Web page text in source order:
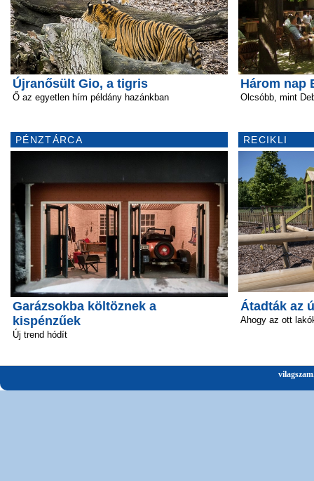
Újranősült Gio, a tigris
Ő az egyetlen hím példány hazánkban
PÉNZTÁRCA
Garázsokba költöznek a
kispénzűek
Új trend hódít
Három nap
Olcsóbb, mint
RECIKLI
Átadták az
Ahogy az ott